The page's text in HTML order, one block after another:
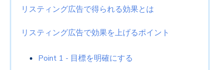
リスティング広告で得られる効果とは
リスティング広告で効果を上げるポイント
Point 1 - 目標を明確にする